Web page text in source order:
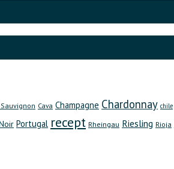
Cava Champagne Chardonnay chile
Portugal recept Rheingau Riesling Rioja